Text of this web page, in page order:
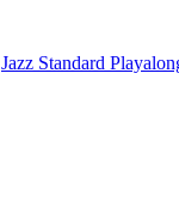
Jazz Standard